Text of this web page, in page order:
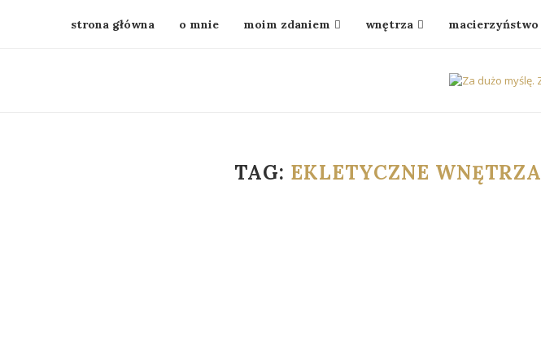
strona główna o mnie moim zdaniem wnętrza macierzyństwo
TAG: EKLETYCZNE WNĘTRZA